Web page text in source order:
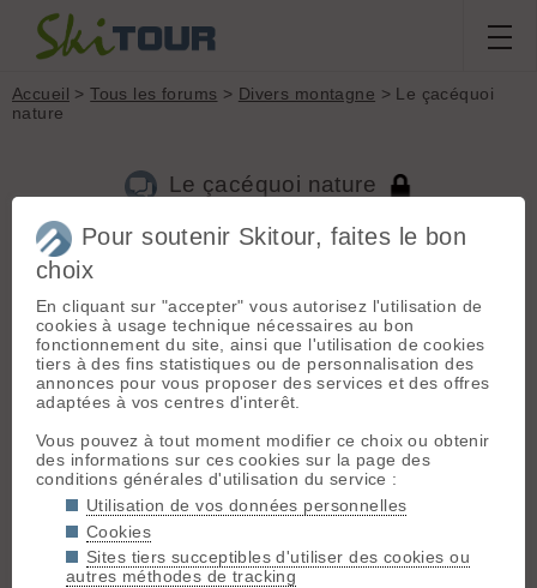
Accueil >Tous les forums > Divers montagne > Le çacéquoi
nature
Le çacéquoi nature
Aller à la page :
200...510 Suivante
Nouveau sujet Voir tous les sujets Chercher Archives
B
Bistourett[377posts] - Le 07/12/2009 08:48
J'y suis allé en 2006 donc ce n'était pas moi.
Pour aller au Maglic, un autochtone nous avait dessiné un
plan sur un bout de papier et on a trouvé assez facilement
avec. Les cables qui mènent au sommet sont-ils toujours en
aussi mauvais état ? A l'époque, ils étaient rouillés, cassés et
les pitons sensés les tenir pendouillaient au bout. Nous nous
étions arrêtés sous le sommet car nous n'avions aucun
matériel.
Pour soutenir Skitour, faites le bon
choix
En cliquant sur "accepter" vous autorisez l'utilisation de
cookies à usage technique nécessaires au bon
fonctionnement du site, ainsi que l'utilisation de cookies
tiers à des fins statistiques ou de personnalisation des
annonces pour vous proposer des services et des offres
adaptées à vos centres d'interêt.
Vous pouvez à tout moment modifier ce choix ou obtenir
des informations sur ces cookies sur la page des
conditions générales d'utilisation du service :
Utilisation de vos données personnelles
Cookies
Sites tiers succeptibles d'utiliser des cookies ou
autres méthodes de tracking